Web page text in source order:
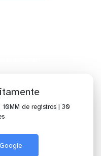
de registros | 30